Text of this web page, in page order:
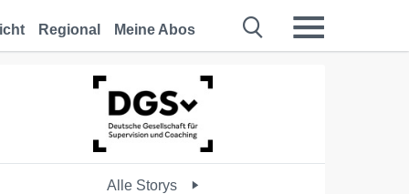
Regional Meine Abos
Alle Storys